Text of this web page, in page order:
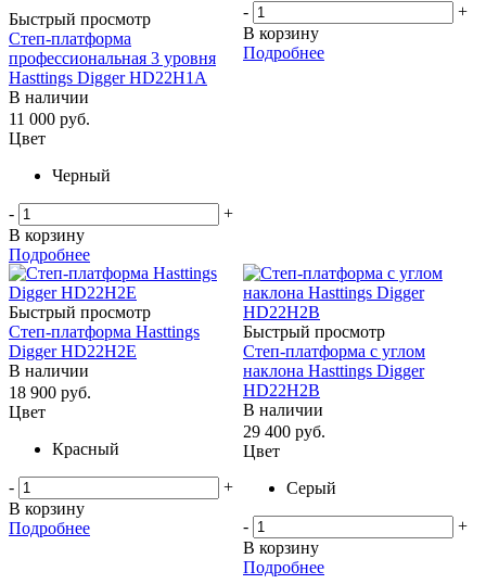
Быстрый просмотр
Степ-платформа
профессиональная 3 уровня
Hasttings Digger HD22H1A
В наличии
11 000 руб.
Цвет
Черный
-
+
В корзину
Подробнее
-
+
В корзину
Подробнее
Быстрый просмотр
Степ-платформа Hasttings
Digger HD22H2E
В наличии
18 900 руб.
Цвет
Красный
-
+
В корзину
Подробнее
Быстрый просмотр
Степ-платформа с углом
наклона Hasttings Digger
HD22H2B
В наличии
29 400 руб.
Цвет
Серый
-
+
В корзину
Подробнее